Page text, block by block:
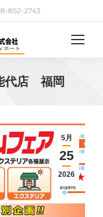
852-2743
代店 福岡
5月
25
2026